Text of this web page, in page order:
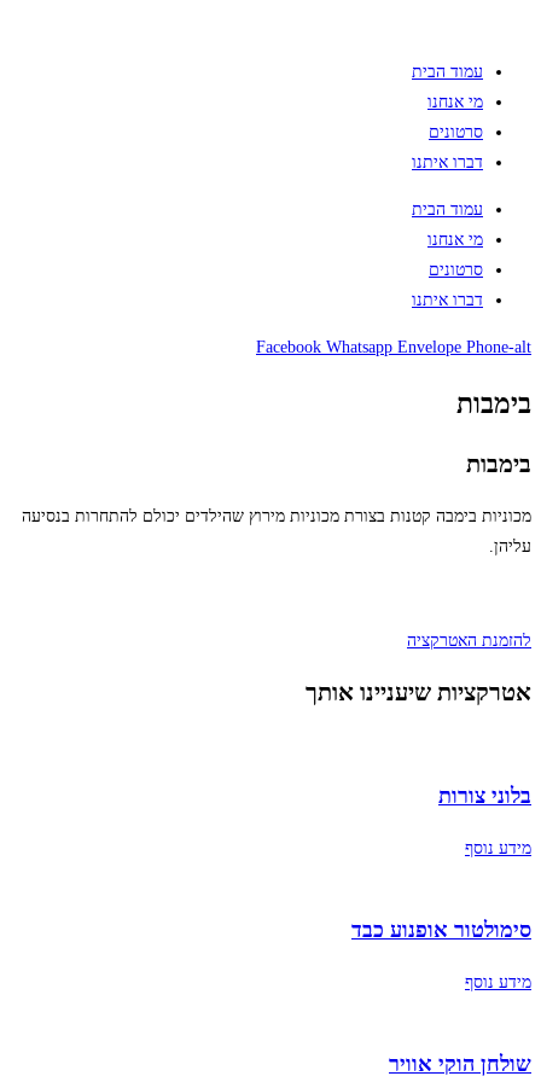
עמוד הבית
מי אנחנו
סרטונים
דברו איתנו
עמוד הבית
מי אנחנו
סרטונים
דברו איתנו
Facebook Whatsapp Envelope Phone-alt
בימבות
בימבות
מכוניות בימבה קטנות בצורת מכוניות מירוץ שהילדים יכולם להתחרות בנסיעה
עליהן.​
להזמנת האטרקציה
אטרקציות שיעניינו אותך
בלוני צורות
מידע נוסף
סימולטור אופנוע כבד
מידע נוסף
שולחן הוקי אוויר